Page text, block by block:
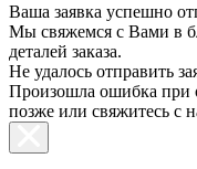
Ваша заявка успешно
Мы свяжемся с Вами в
деталей заказа.
Не удалось отправить
Произошла ошибка при
позже или свяжитесь с